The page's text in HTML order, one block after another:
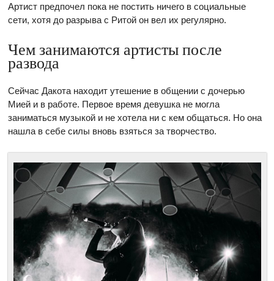
Артист предпочел пока не постить ничего в социальные
сети, хотя до разрыва с Ритой он вел их регулярно.
Чем занимаются артисты после
развода
Сейчас Дакота находит утешение в общении с дочерью
Мией и в работе. Первое время девушка не могла
заниматься музыкой и не хотела ни с кем общаться. Но она
нашла в себе силы вновь взяться за творчество.